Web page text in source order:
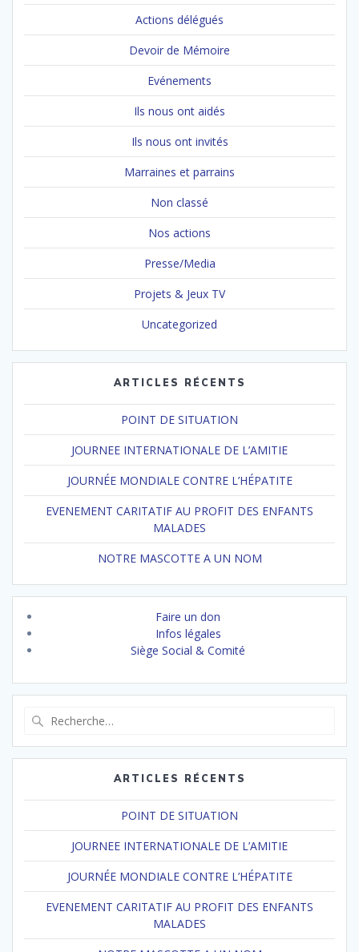
Actions délégués
Devoir de Mémoire
Evénements
Ils nous ont aidés
Ils nous ont invités
Marraines et parrains
Non classé
Nos actions
Presse/Media
Projets & Jeux TV
Uncategorized
ARTICLES RÉCENTS
POINT DE SITUATION
JOURNEE INTERNATIONALE DE L’AMITIE
JOURNÉE MONDIALE CONTRE L’HÉPATITE
EVENEMENT CARITATIF AU PROFIT DES ENFANTS
MALADES
NOTRE MASCOTTE A UN NOM
Faire un don
Infos légales
Siège Social & Comité
:
ARTICLES RÉCENTS
POINT DE SITUATION
JOURNEE INTERNATIONALE DE L’AMITIE
JOURNÉE MONDIALE CONTRE L’HÉPATITE
EVENEMENT CARITATIF AU PROFIT DES ENFANTS
MALADES